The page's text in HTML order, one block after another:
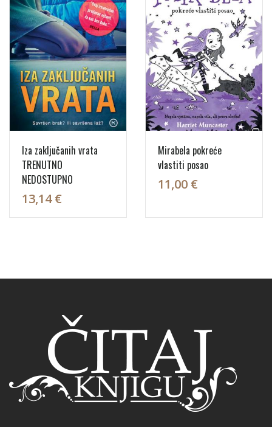
Iza zaključanih vrata
TRENUTNO
NEDOSTUPNO
13,14 €
Mirabela pokreće
vlastiti posao
11,00 €